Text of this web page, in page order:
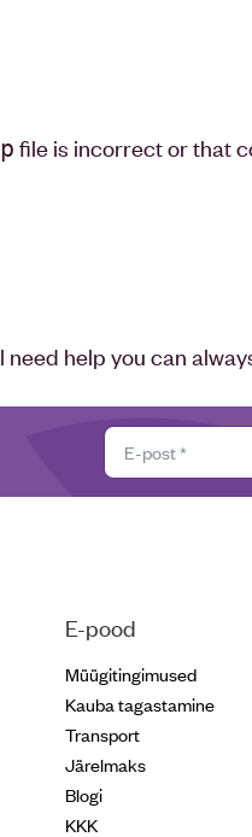
file is incorrect or that
help you can
E-pood
Müügitingimused
Kauba tagastamine
Transport
Järelmaks
Blogi
KKK